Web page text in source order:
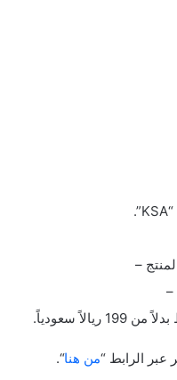
–
الرابط “من هنا“.